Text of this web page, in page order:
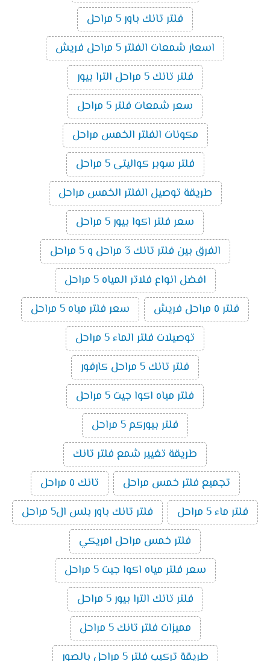
فلتر تانك باور 5 مراحل
اسعار شمعات الفلتر 5 مراحل فريش
فلتر تانك 5 مراحل الترا بيور
سعر شمعات فلتر 5 مراحل
مكونات الفلتر الخمس مراحل
فلتر سوبر كواليتى 5 مراحل
طريقة توصيل الفلتر الخمس مراحل
سعر فلتر اكوا بيور 5 مراحل
الفرق بين فلتر تانك 3 مراحل و 5 مراحل
افضل انواع فلاتر المياه 5 مراحل
فلتر ٥ مراحل فريش
سعر فلتر مياه 5 مراحل
توصيلات فلتر الماء 5 مراحل
فلتر تانك 5 مراحل كارفور
فلتر مياه اكوا جيت 5 مراحل
فلتر بيوركم 5 مراحل
طريقة تغيير شمع فلتر تانك
تجميع فلتر خمس مراحل
تانك ٥ مراحل
فلتر ماء 5 مراحل
فلتر تانك باور بلس ال5 مراحل
فلتر خمس مراحل امريكي
سعر فلتر مياه اكوا جيت 5 مراحل
فلتر تانك الترا بيور 5 مراحل
مميزات فلتر تانك 5 مراحل
طريقة تركيب فلتر 5 مراحل بالصور